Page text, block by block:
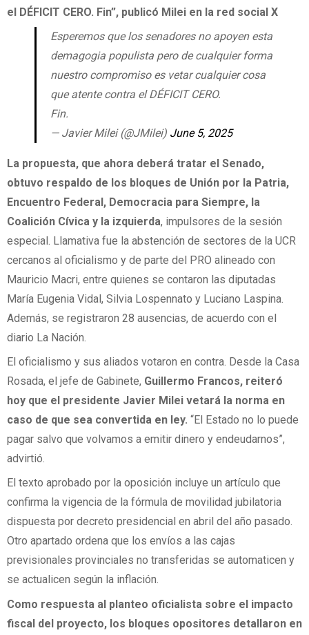
el DÉFICIT CERO. Fin”, publicó Milei en la red social X
Esperemos que los senadores no apoyen esta
demagogia populista pero de cualquier forma
nuestro compromiso es vetar cualquier cosa
que atente contra el DÉFICIT CERO.
Fin.
— Javier Milei (@JMilei) June 5, 2025
La propuesta, que ahora deberá tratar el Senado,
obtuvo respaldo de los bloques de Unión por la Patria,
Encuentro Federal, Democracia para Siempre, la
Coalición Cívica y la izquierda, impulsores de la sesión
especial. Llamativa fue la abstención de sectores de la UCR
cercanos al oficialismo y de parte del PRO alineado con
Mauricio Macri, entre quienes se contaron las diputadas
María Eugenia Vidal, Silvia Lospennato y Luciano Laspina.
Además, se registraron 28 ausencias, de acuerdo con el
diario La Nación.
El oficialismo y sus aliados votaron en contra. Desde la Casa
Rosada, el jefe de Gabinete, Guillermo Francos, reiteró
hoy que el presidente Javier Milei vetará la norma en
caso de que sea convertida en ley. “El Estado no lo puede
pagar salvo que volvamos a emitir dinero y endeudarnos”,
advirtió.
El texto aprobado por la oposición incluye un artículo que
confirma la vigencia de la fórmula de movilidad jubilatoria
dispuesta por decreto presidencial en abril del año pasado.
Otro apartado ordena que los envíos a las cajas
previsionales provinciales no transferidas se automaticen y
se actualicen según la inflación.
Como respuesta al planteo oficialista sobre el impacto
fiscal del proyecto, los bloques opositores detallaron en